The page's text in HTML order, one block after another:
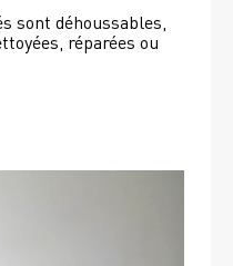
sont déhoussables,
réparées ou